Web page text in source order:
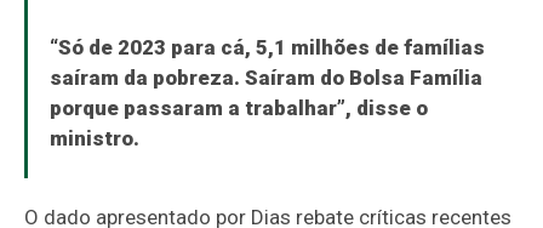
“Só de 2023 para cá, 5,1 milhões de famílias
saíram da pobreza. Saíram do Bolsa Família
porque passaram a trabalhar”, disse o
ministro.
O dado apresentado por Dias rebate críticas recentes